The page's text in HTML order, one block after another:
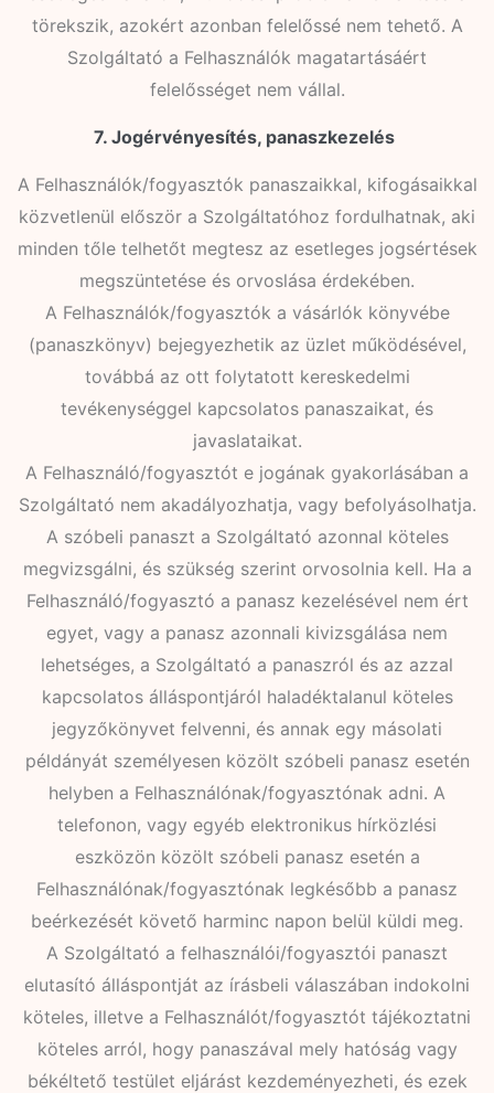
törekszik, azokért azonban felelőssé nem tehető. A
Szolgáltató a Felhasználók magatartásáért
felelősséget nem vállal.
7. Jogérvényesítés, panaszkezelés
A Felhasználók/fogyasztók panaszaikkal, kifogásaikkal
közvetlenül először a Szolgáltatóhoz fordulhatnak, aki
minden tőle telhetőt megtesz az esetleges jogsértések
megszüntetése és orvoslása érdekében.
A Felhasználók/fogyasztók a vásárlók könyvébe
(panaszkönyv) bejegyezhetik az üzlet működésével,
továbbá az ott folytatott kereskedelmi
tevékenységgel kapcsolatos panaszaikat, és
javaslataikat.
A Felhasználó/fogyasztót e jogának gyakorlásában a
Szolgáltató nem akadályozhatja, vagy befolyásolhatja.
A szóbeli panaszt a Szolgáltató azonnal köteles
megvizsgálni, és szükség szerint orvosolnia kell. Ha a
Felhasználó/fogyasztó a panasz kezelésével nem ért
egyet, vagy a panasz azonnali kivizsgálása nem
lehetséges, a Szolgáltató a panaszról és az azzal
kapcsolatos álláspontjáról haladéktalanul köteles
jegyzőkönyvet felvenni, és annak egy másolati
példányát személyesen közölt szóbeli panasz esetén
helyben a Felhasználónak/fogyasztónak adni. A
telefonon, vagy egyéb elektronikus hírközlési
eszközön közölt szóbeli panasz esetén a
Felhasználónak/fogyasztónak legkésőbb a panasz
beérkezését követő harminc napon belül küldi meg.
A Szolgáltató a felhasználói/fogyasztói panaszt
elutasító álláspontját az írásbeli válaszában indokolni
köteles, illetve a Felhasználót/fogyasztót tájékoztatni
köteles arról, hogy panaszával mely hatóság vagy
békéltető testület eljárást kezdeményezheti, és ezek